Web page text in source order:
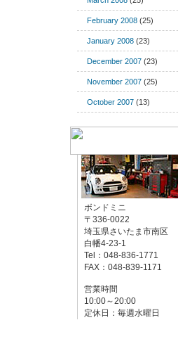
February 2008 (25)
January 2008 (23)
December 2007 (23)
November 2007 (25)
October 2007 (13)
ボンドミニ
〒336-0022
埼玉県さいたま市南区
白幡4-23-1
Tel：048-836-1771
FAX：048-839-1171
営業時間
10:00～20:00
定休日：毎週水曜日